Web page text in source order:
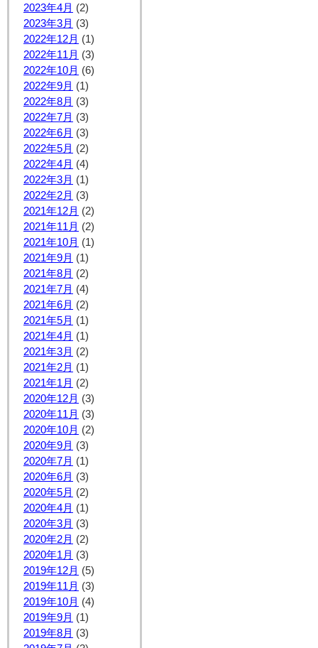
2023年4月 (2)
2023年3月 (3)
2022年12月 (1)
2022年11月 (3)
2022年10月 (6)
2022年9月 (1)
2022年8月 (3)
2022年7月 (3)
2022年6月 (3)
2022年5月 (2)
2022年4月 (4)
2022年3月 (1)
2022年2月 (3)
2021年12月 (2)
2021年11月 (2)
2021年10月 (1)
2021年9月 (1)
2021年8月 (2)
2021年7月 (4)
2021年6月 (2)
2021年5月 (1)
2021年4月 (1)
2021年3月 (2)
2021年2月 (1)
2021年1月 (2)
2020年12月 (3)
2020年11月 (3)
2020年10月 (2)
2020年9月 (3)
2020年7月 (1)
2020年6月 (3)
2020年5月 (2)
2020年4月 (1)
2020年3月 (3)
2020年2月 (2)
2020年1月 (3)
2019年12月 (5)
2019年11月 (3)
2019年10月 (4)
2019年9月 (1)
2019年8月 (3)